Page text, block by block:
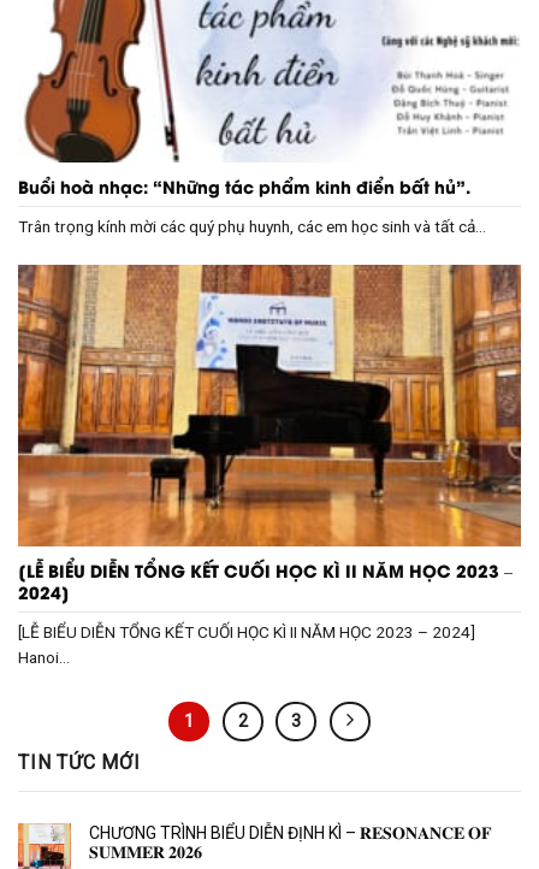
Buổi hoà nhạc: “Những tác phẩm kinh điển bất hủ”.
Trân trọng kính mời các quý phụ huynh, các em học sinh và tất cả...
[LỄ BIỂU DIỄN TỔNG KẾT CUỐI HỌC KÌ II NĂM HỌC 2023 –
2024]
[LỄ BIỂU DIỄN TỔNG KẾT CUỐI HỌC KÌ II NĂM HỌC 2023 – 2024]
Hanoi...
1 2 3
TIN TỨC MỚI
CHƯƠNG TRÌNH BIỂU DIỄN ĐỊNH KÌ – 𝐑𝐄𝐒𝐎𝐍𝐀𝐍𝐂𝐄 𝐎𝐅
𝐒𝐔𝐌𝐌𝐄𝐑 𝟐𝟎𝟐𝟔